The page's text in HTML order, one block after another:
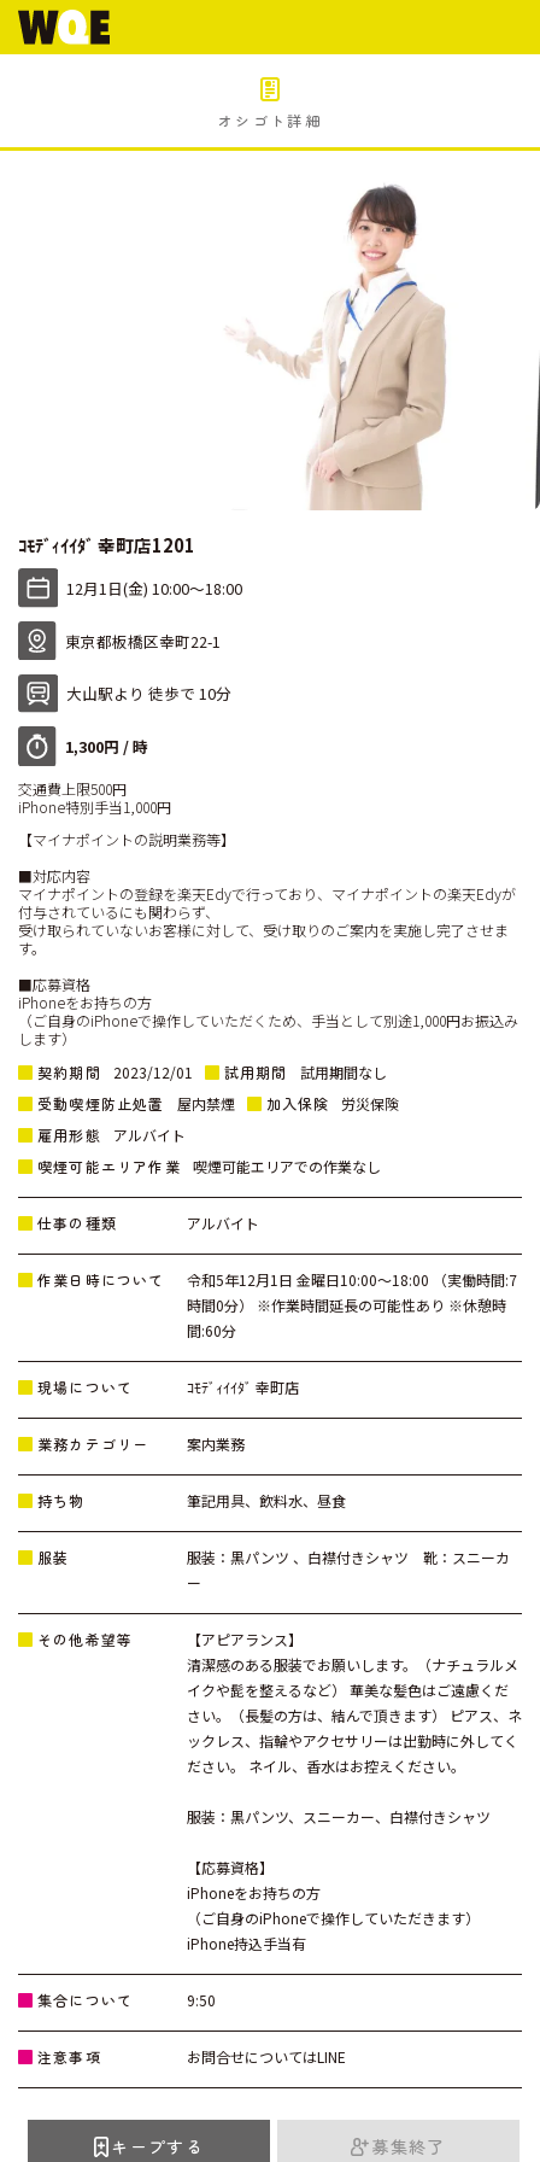
オシゴト詳細
ｺﾓﾃﾞｨｲｲﾀﾞ 幸町店1201
12月1日(金) 10:00〜18:00
東京都板橋区幸町22-1
大山駅より 徒歩で 10分
1,300円 / 時
交通費上限500円
iPhone特別手当1,000円
【マイナポイントの説明業務等】
■対応内容
マイナポイントの登録を楽天Edyで行っており、マイナポイントの楽天Edyが
付与されているにも関わらず、
受け取られていないお客様に対して、受け取りのご案内を実施し完了させま
す。
■応募資格
iPhoneをお持ちの方
（ご自身のiPhoneで操作していただくため、手当として別途1,000円お振込み
します）
契約期間
2023/12/01 試用期間
試用期間なし
受動喫煙防止処置
屋内禁煙 加入保険
労災保険
雇用形態
アルバイト
喫煙可能エリア作業
喫煙可能エリアでの作業なし
仕事の種類 アルバイト
作業日時について
令和5年12月1日 金曜日10:00～18:00 （実働時間:7
時間0分） ※作業時間延長の可能性あり ※休憩時
間:60分
現場について ｺﾓﾃﾞｨｲｲﾀﾞ 幸町店
業務カテゴリー 案内業務
持ち物 筆記用具、飲料水、昼食
服装
服装：黒パンツ 、白襟付きシャツ 靴：スニーカ
ー
その他希望等
【アピアランス】
清潔感のある服装でお願いします。（ナチュラルメ
イクや髭を整えるなど） 華美な髪色はご遠慮くだ
さい。（長髪の方は、結んで頂きます） ピアス、ネ
ックレス、指輪やアクセサリーは出勤時に外してく
ださい。 ネイル、香水はお控えください。
服装：黒パンツ、スニーカー、白襟付きシャツ
【応募資格】
iPhoneをお持ちの方
（ご自身のiPhoneで操作していただきます）
iPhone持込手当有
集合について 9:50
注意事項 お問合せについてはLINE
キープする 募集終了